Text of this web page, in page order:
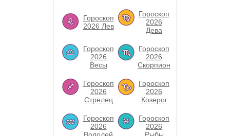
Гороскоп
2026 Лев
Гороскоп
2026
Дева
Гороскоп
2026
Весы
Гороскоп
2026
Скорпион
Гороскоп
2026
Стрелец
Гороскоп
2026
Козерог
Гороскоп
2026
Гороскоп
2026